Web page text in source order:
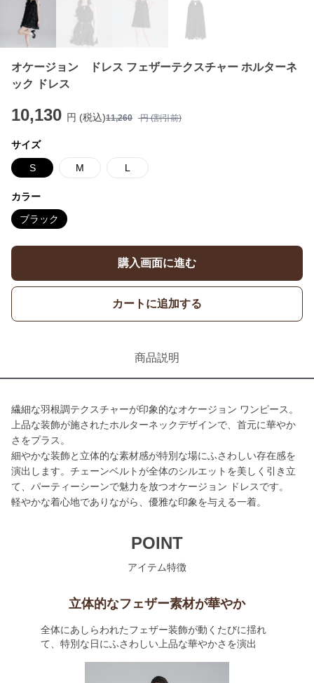
オケージョン ドレス フェザーテクスチャー ホルターネ
ック ドレス
10,130 円 (税込)11,260 円 (割引前)
サイズ
S M L
カラー
ブラック
購入画面に進む
カートに追加する
商品説明
繊細な羽根調テクスチャーが印象的なオケージョン ワンピース。
上品な装飾が施されたホルターネックデザインで、首元に華やか
さをプラス。
細やかな装飾と立体的な素材感が特別な場にふさわしい存在感を
演出します。チェーンベルトが全体のシルエットを美しく引き立
て、パーティーシーンで魅力を放つオケージョン ドレスです。
軽やかな着心地でありながら、優雅な印象を与える一着。
POINT
アイテム特徴
立体的なフェザー素材が華やか
全体にあしらわれたフェザー装飾が動くたびに揺れ
て、特別な日にふさわしい上品な華やかさを演出